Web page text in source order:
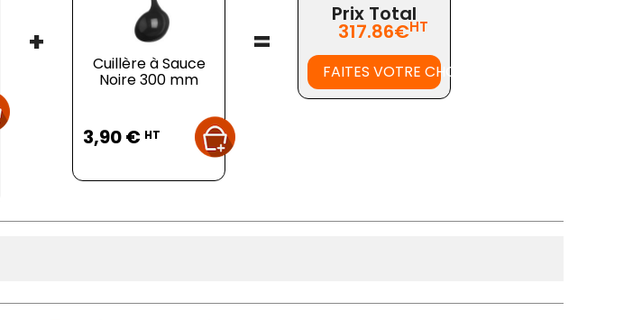
+
Cuillère à Sauce
Noire 300 mm
3,90 € HT
=
Prix Total
317.86€HT
FAITES VOTRE CHOIX